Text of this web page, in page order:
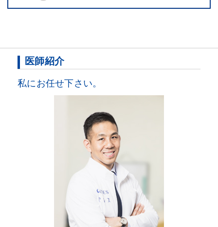
医師紹介
私にお任せ下さい。